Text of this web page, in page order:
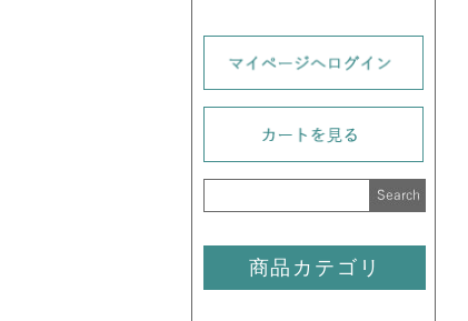
商品カテゴリ